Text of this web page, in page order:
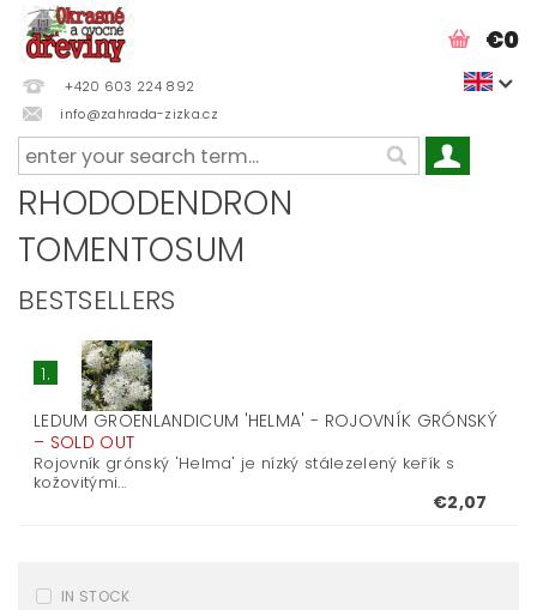
+420 603 224 892
info@zahrada-zizka.cz
€0
RHODODENDRON
TOMENTOSUM
BESTSELLERS
1.
LEDUM GROENLANDICUM 'HELMA' - ROJOVNÍK GRÓNSKÝ
– SOLD OUT
Rojovník grónský 'Helma' je nízký stálezelený keřík s
kožovitými...
€2,07
IN STOCK